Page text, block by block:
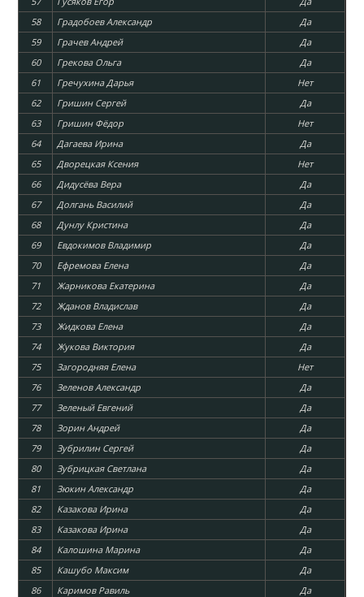
58
Градобоев Александр
Да
59
Грачев Андрей
Да
60
Грекова Ольга
Да
61
Гречухина Дарья
Нет
62
Гришин Сергей
Да
63
Гришин Фёдор
Нет
64
Дагаева Ирина
Да
65
Дворецкая Ксения
Нет
66
Дидусёва Вера
Да
67
Долгань Василий
Да
68
Дунлу Кристина
Да
69
Евдокимов Владимир
Да
70
Ефремова Елена
Да
71
Жарникова Екатерина
Да
72
Жданов Владислав
Да
73
Жидкова Елена
Да
74
Жукова Виктория
Да
75
Загородняя Елена
Нет
76
Зеленов Александр
Да
77
Зеленый Евгений
Да
78
Зорин Андрей
Да
79
Зубрилин Сергей
Да
80
Зубрицкая Светлана
Да
81
Зюкин Александр
Да
82
Казакова Ирина
Да
83
Казакова Ирина
Да
84
Калошина Марина
Да
85
Кашубо Максим
Да
86
Каримов Равиль
Да